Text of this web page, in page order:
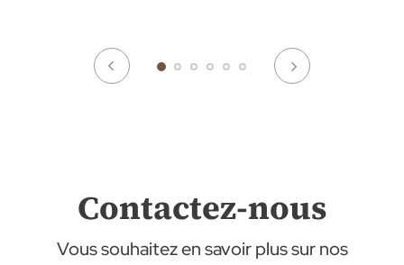
Contactez-nous
Vous souhaitez en savoir plus sur nos